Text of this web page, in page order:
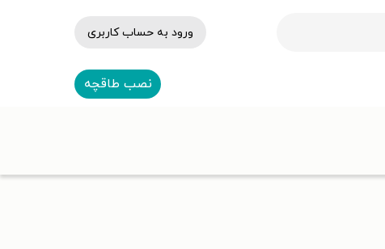
ورود به حساب کاربری
نصب طاقچه